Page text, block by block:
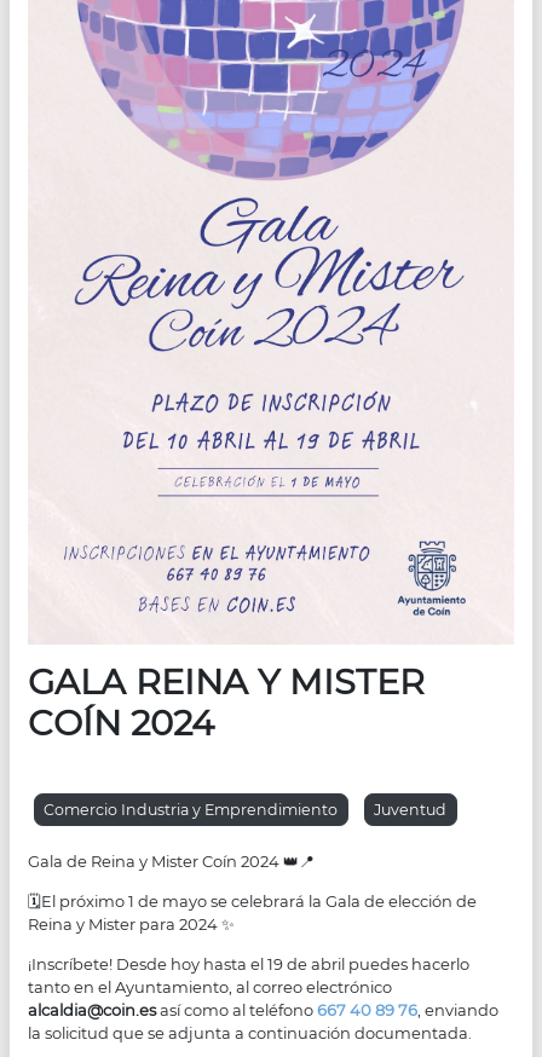
GALA REINA Y MISTER
COÍN 2024
Comercio Industria y Emprendimiento Juventud
Gala de Reina y Mister Coín 2024 👑📍
🗓️El próximo 1 de mayo se celebrará la Gala de elección de
Reina y Mister para 2024 ✨
¡Inscríbete! Desde hoy hasta el 19 de abril puedes hacerlo
tanto en el Ayuntamiento, al correo electrónico
alcaldia@coin.esasí como al teléfono667 40 89 76, enviando
la solicitud que se adjunta a continuación documentada.